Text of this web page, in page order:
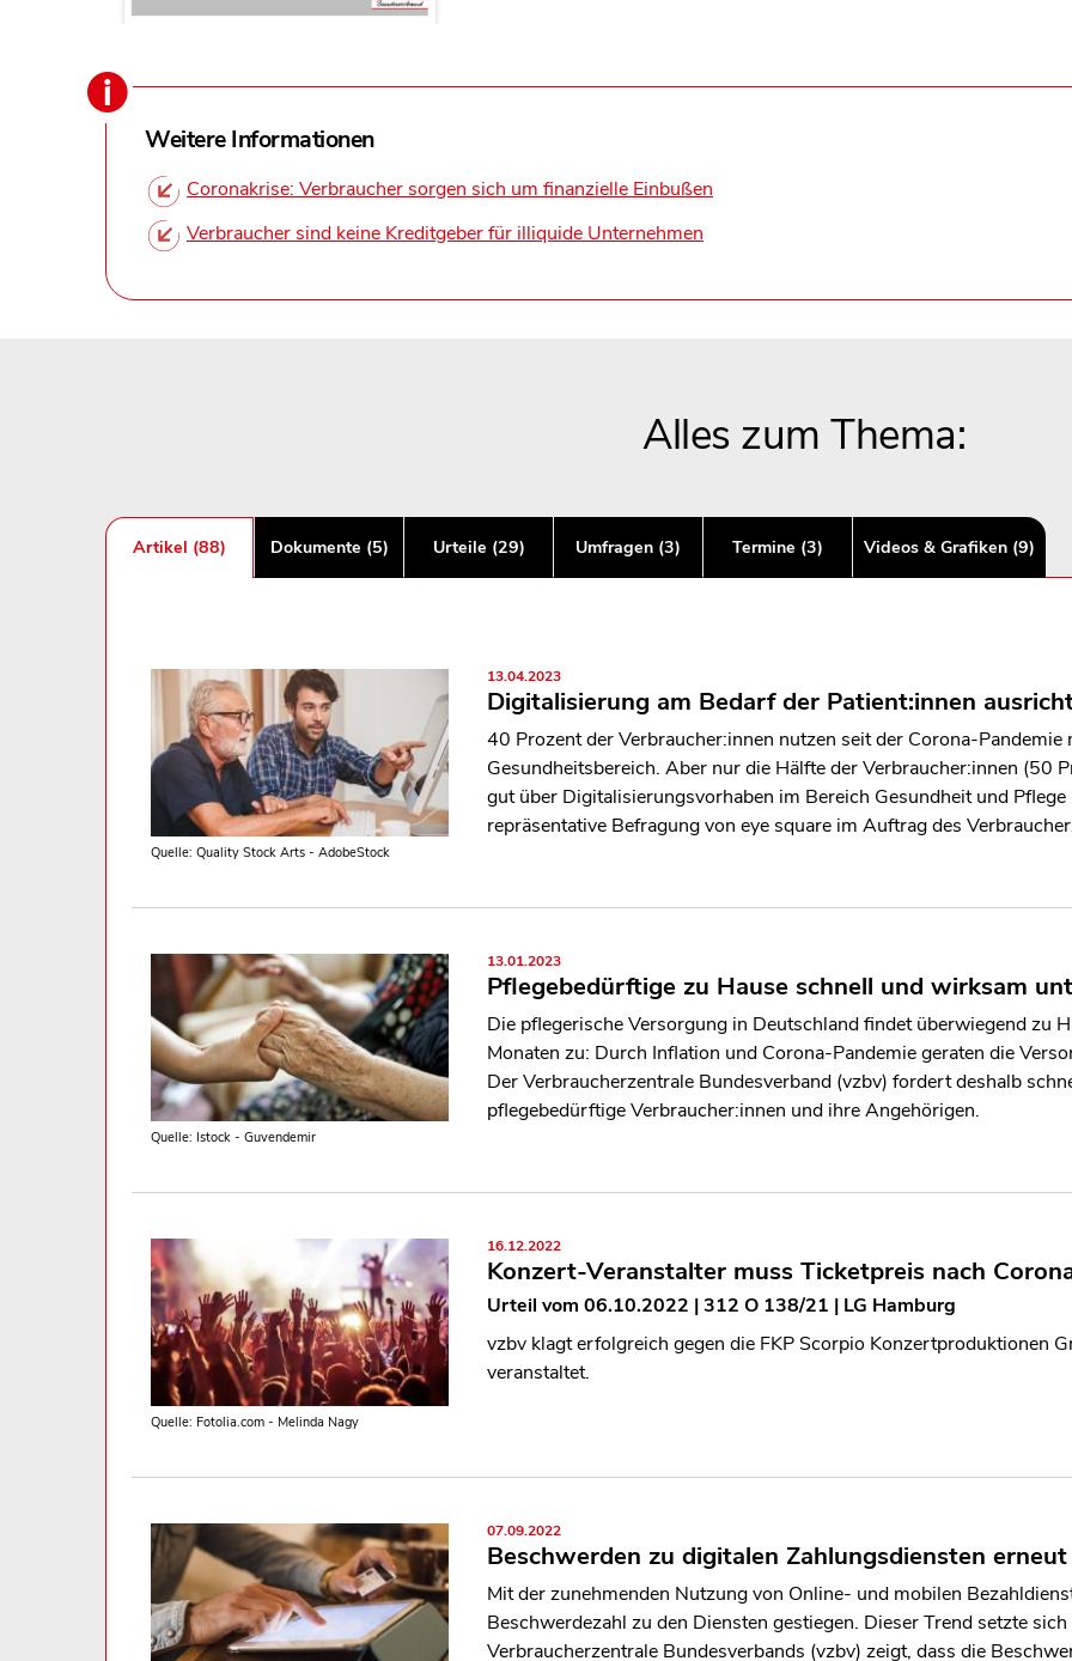
Weitere Informationen
Coronakrise: Verbraucher sorgen sich um finanzielle Einbußen
Verbraucher sind keine Kreditgeber für illiquide Unternehmen
Alles zum Thema:
Artikel (88) Dokumente (5) Urteile (29) Umfragen (3) Termine (3) Videos & Grafiken (9)
Quelle: Quality Stock Arts - AdobeStock
13.04.2023
Digitalisierung am Bedarf der Patient:innen
40 Prozent der Verbraucher:innen nutzen seit der Corona-
Gesundheitsbereich. Aber nur die Hälfte der Verbraucher:innen (50
gut über Digitalisierungsvorhaben im Bereich Gesundheit und
repräsentative Befragung von eye square im Auftrag des
Quelle: Istock - Guvendemir
13.01.2023
Pflegebedürftige zu Hause schnell und wirksam
Die pflegerische Versorgung in Deutschland findet überwiegend zu
Monaten zu: Durch Inflation und Corona-Pandemie geraten die
Der Verbraucherzentrale Bundesverband (vzbv) fordert deshalb
pflegebedürftige Verbraucher:innen und ihre Angehörigen.
Quelle: Fotolia.com - Melinda Nagy
16.12.2022
Konzert-Veranstalter muss Ticketpreis nach
Urteil vom 06.10.2022 | 312 O 138/21 | LG Hamburg
vzbv klagt erfolgreich gegen die FKP Scorpio Konzertproduktionen
veranstaltet.
07.09.2022
Beschwerden zu digitalen Zahlungsdiensten
Mit der zunehmenden Nutzung von Online- und mobilen
Beschwerdezahl zu den Diensten gestiegen. Dieser Trend setzte
Verbraucherzentrale Bundesverbands (vzbv) zeigt, dass die